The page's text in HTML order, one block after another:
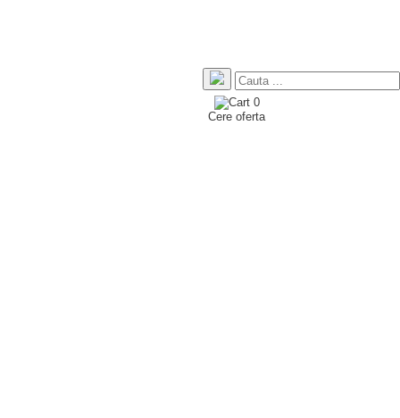
0
Cere oferta